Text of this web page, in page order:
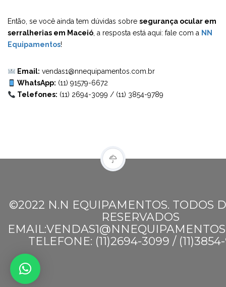
Então, se você ainda tem dúvidas sobre segurança ocular em
serralherias em Maceió, a resposta está aqui: fale com a NN
Equipamentos!
Email: vendas1@nnequipamentos.com.br
WhatsApp: (11) 91579-6672
Telefones: (11) 2694-3099 / (11) 3854-9789
©2022 N.N EQUIPAMENTOS. TODOS
RESERVADOS
TELEFONE: (11)2694-3099 /